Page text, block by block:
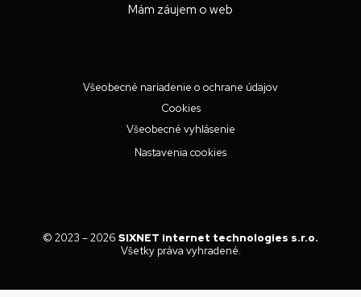
Mám záujem o web
Všeobecné nariadenie o ochrane údajov
Cookies
Všeobecné vyhlásenie
Nastavenia cookies
© 2023 – 2026 SIXNET internet technologies s.r.o.
Všetky práva vyhradené.